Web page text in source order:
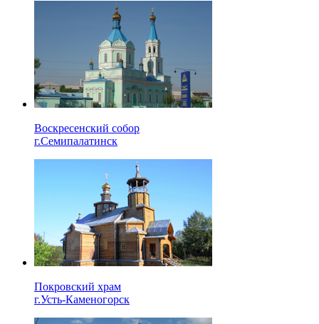
Воскресенский собор
г.Семипалатинск
Покровский храм
г.Усть-Каменогорск